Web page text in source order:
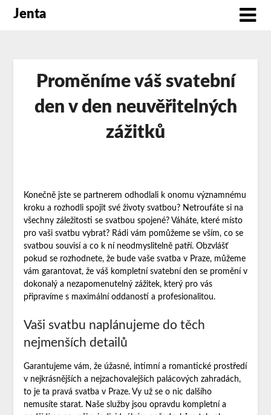
Jenta
Proměníme váš svatební
den v den neuvěřitelných
zážitků
Konečně jste se partnerem odhodlali k onomu významnému
kroku a rozhodli spojit své životy svatbou? Netroufáte si na
všechny záležitosti se svatbou spojené? Váháte, které místo
pro vaši svatbu vybrat? Rádi vám pomůžeme se vším, co se
svatbou souvisí a co k ní neodmyslitelně patří. Obzvlášť
pokud se rozhodnete, že bude vaše svatba v Praze, můžeme
vám garantovat, že váš kompletní svatební den se promění v
dokonalý a nezapomenutelný zážitek, který pro vás
připravíme s maximální oddaností a profesionalitou.
Vaši svatbu naplánujeme do těch
nejmenších detailů
Garantujeme vám, že úžasné, intimní a romantické prostředí
v nejkrásnějších a nejzachovalejších palácových zahradách,
to je ta pravá svatba v Praze. Vy už se o nic dalšího
nemusíte starat. Naše služby jsou opravdu kompletní a